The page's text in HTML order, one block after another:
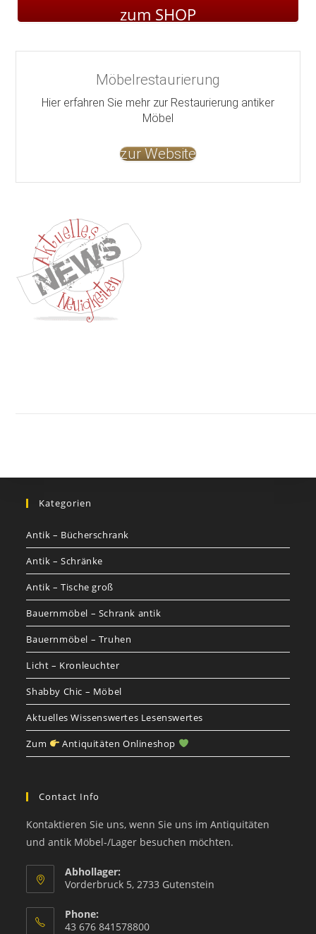
zum SHOP
Möbelrestaurierung
Hier erfahren Sie mehr zur Restaurierung antiker
Möbel
zur Website
Kategorien
Antik – Bücherschrank
Antik – Schränke
Antik – Tische groß
Bauernmöbel – Schrank antik
Bauernmöbel – Truhen
Licht – Kronleuchter
Shabby Chic – Möbel
Aktuelles Wissenswertes Lesenswertes
Zum Antiquitäten Onlineshop
Contact Info
Kontaktieren Sie uns, wenn Sie uns im Antiquitäten
und antik Möbel-/Lager besuchen möchten.
Abhollager:
Vorderbruck 5, 2733 Gutenstein
Phone:
43 676 841578800